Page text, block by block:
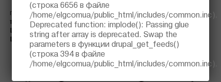
(строка 6656 в файле
/home/elgcomua/public_html/includes/common.inc).
Deprecated function: implode(): Passing glue
string after array is deprecated. Swap the
parameters в функции drupal_get_feeds()
(строка 394в файле
/home/elgcomua/public_html/includes/common.inc).
где – наружный диаметр трубопровода, м;
π – константа, равна 3,14;
L каб. – длина нагревательного кабеля, м;
L тр. - длина трубы, м.